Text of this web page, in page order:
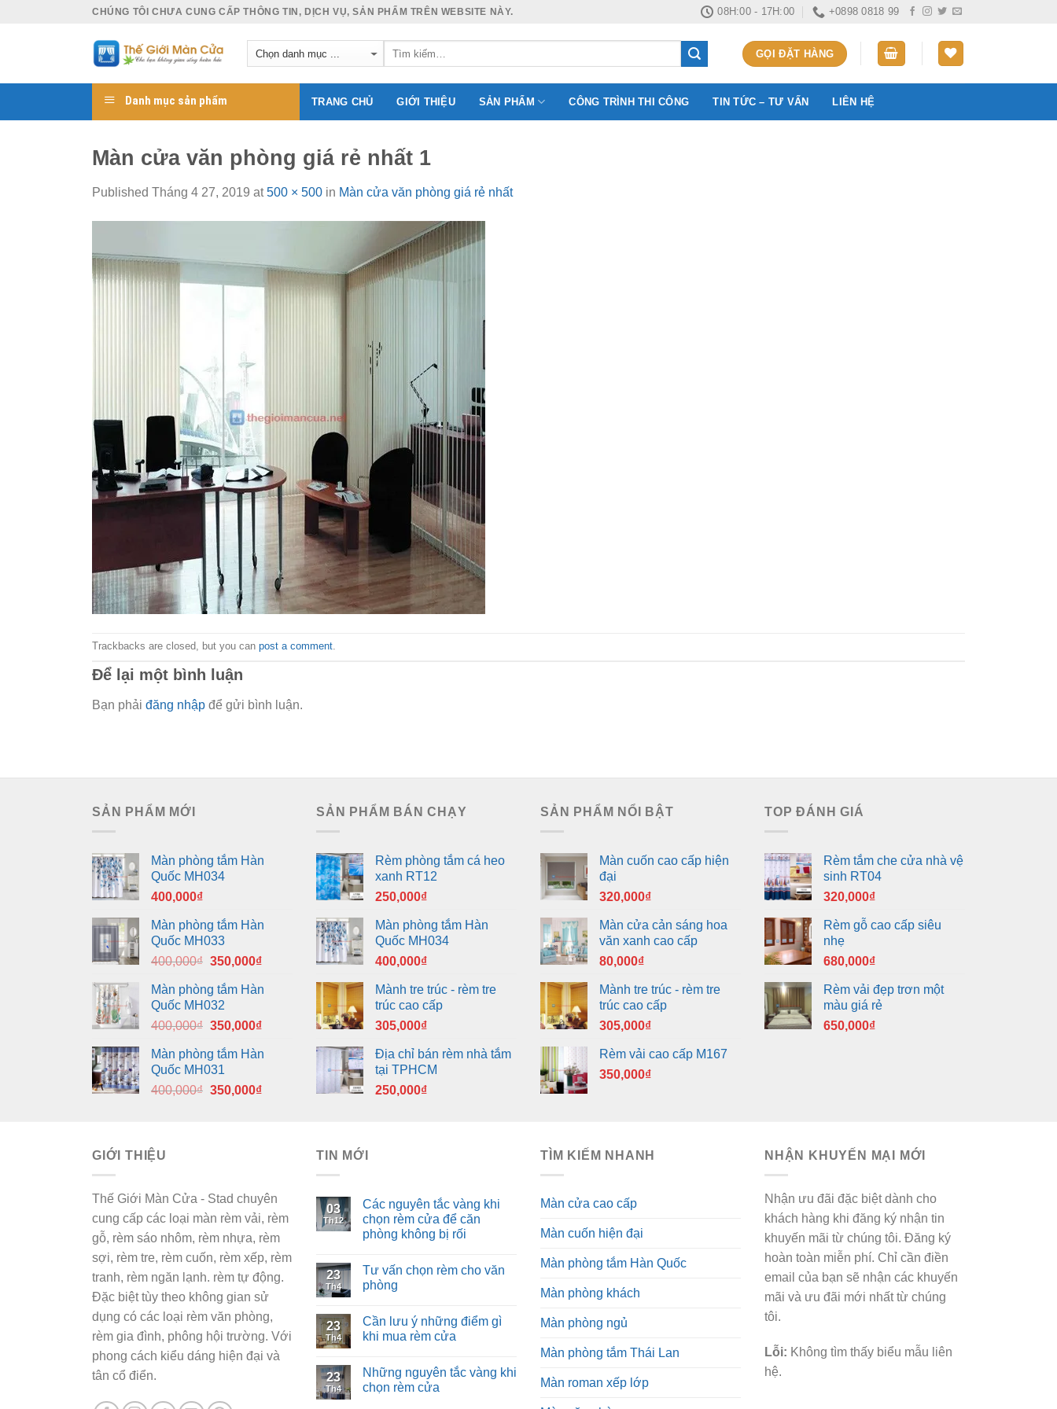
CHÚNG TÔI CHƯA CUNG CẤP THÔNG TIN, DỊCH VỤ, SẢN PHẨM TRÊN WEBSITE NÀY. 08H:00 - 17H:00 +0898 0818 99
GỌI ĐẶT HÀNG
Danh mục sản phẩm TRANG CHỦ GIỚI THIỆU SẢN PHẨM CÔNG TRÌNH THI CÔNG TIN TỨC – TƯ VẤN LIÊN HỆ
Màn cửa văn phòng giá rẻ nhất 1
Published Tháng 4 27, 2019 at500 × 500 in Màn cửa văn phòng giá rẻ nhất
Trackbacks are closed, but you can post a comment
Để lại một bình luận
Bạn phải đăng nhập để gửi bình luận.
SẢN PHẨM MỚI
Màn phòng tắm Hàn
Quốc MH034
400,000₫
Màn phòng tắm Hàn
Quốc MH033
400,000₫ Giá
là:
400,000₫.
350,000₫Giá
tại
350,000₫.
Màn phòng tắm Hàn
Quốc MH032
400,000₫ Giá
là:
400,000₫.
350,000₫Giá
tại
350,000₫.
Màn phòng tắm Hàn
Quốc MH031
400,000₫ Giá
350,000₫Giá
SẢN PHẨM BÁN CHẠY
Rèm phòng tắm cá heo
xanh RT12
250,000₫
Màn phòng tắm Hàn
Quốc MH034
400,000₫
Mành tre trúc - rèm tre
trúc cao cấp
305,000₫
Địa chỉ bán rèm nhà tắm
tại TPHCM
250,000₫
SẢN PHẨM NỔI BẬT
Màn cuốn cao cấp hiện
đại
320,000₫
Màn cửa cản sáng hoa
văn xanh cao cấp
80,000₫
Mành tre trúc - rèm tre
trúc cao cấp
305,000₫
Rèm vải cao cấp M167
350,000₫
TOP ĐÁNH GIÁ
Rèm tắm che cửa nhà vệ
sinh RT04
320,000₫
Rèm gỗ cao cấp siêu
nhẹ
680,000₫
Rèm vải đẹp trơn một
màu giá rẻ
650,000₫
GIỚI THIỆU
Thế Giới Màn Cửa - Stad chuyên
cung cấp các loại màn rèm vải, rèm
gỗ, rèm sáo nhôm, rèm nhựa, rèm
sợi, rèm tre, rèm cuốn, rèm xếp, rèm
tranh, rèm ngăn lạnh. rèm tự động.
Đặc biệt tùy theo không gian sử
dụng có các loại rèm văn phòng,
rèm gia đình, phông hội trường. Với
phong cách kiểu dáng hiện đại và
tân cổ điển.
TIN MỚI
03
Th12
Các nguyên tắc vàng khi
chọn rèm cửa để căn
phòng không bị rối
23
Th4
Tư vấn chọn rèm cho văn
phòng
23
Th4
Cần lưu ý những điểm gì
khi mua rèm cửa
23
Th4
Những nguyên tắc vàng khi
chọn rèm cửa
TÌM KIẾM NHANH
Màn cửa cao cấp
Màn cuốn hiện đại
Màn phòng tắm Hàn Quốc
Màn phòng khách
Màn phòng ngủ
Màn phòng tắm Thái Lan
Màn roman xếp lớp
NHẬN KHUYẾN MẠI MỚI
Nhận ưu đãi đặc biệt dành cho
khách hàng khi đăng ký nhận tin
khuyến mãi từ chúng tôi. Đăng ký
hoàn toàn miễn phí. Chỉ cần điền
email của bạn sẽ nhận các khuyến
mãi và ưu đãi mới nhất từ chúng
tôi.
Lỗi: Không tìm thấy biểu mẫu liên
hệ.